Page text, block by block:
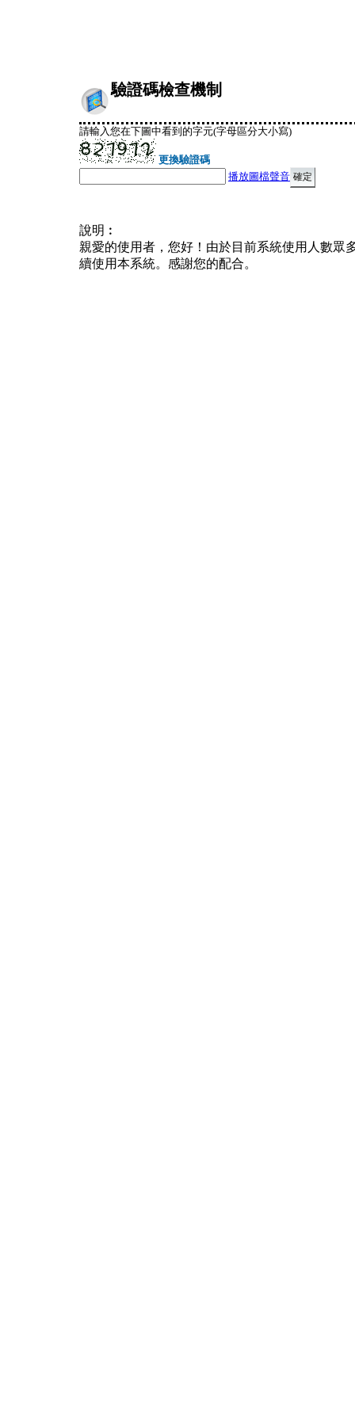
驗證碼檢查機制
請輸入您在下圖中看到的字元(字母區分大小寫)
更換驗證碼
播放圖檔聲音
說明︰
親愛的使用者，您好！由於目前系統使用人數眾
續使用本系統。感謝您的配合。